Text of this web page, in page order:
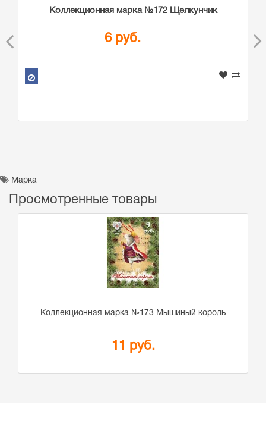
Коллекционная марка №172 Щелкунчик
6 руб.
Марка
Просмотренные товары
Коллекционная марка №173 Мышиный король
11 руб.